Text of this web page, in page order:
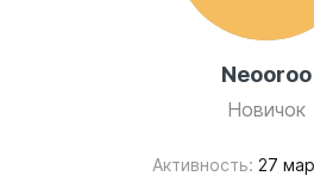
Neooroo
Новичок
Активность: 27